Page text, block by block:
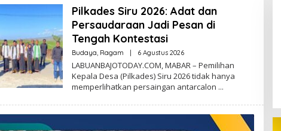
Pilkades Siru 2026: Adat dan
Persaudaraan Jadi Pesan di
Tengah Kontestasi
Budaya, Ragam 6 Agustus 2026Oleh
LABUANBAJOTODAY.COM, MABAR – Pemilihan
Kepala Desa (Pilkades) Siru 2026 tidak hanya
memperlihatkan persaingan antarcalon